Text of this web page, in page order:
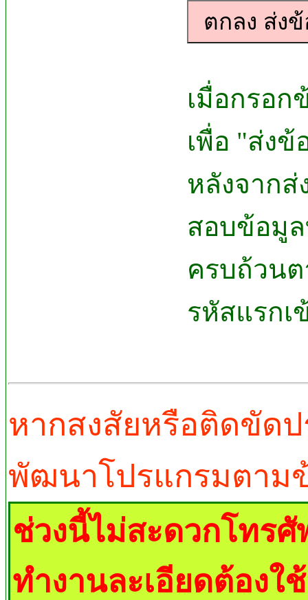
เมื่อกรอ
เพื่อ "ส่ง
หลังจากส่
สอบข้อมู
ครบถ้วนต
รหัสแรก
หากสงสัยหรือติดขัด
พัฒนาโปรแกรมตาม
ช่วงนี้ไม่สะดวกโทร
ทำงานละเอียดต้อง